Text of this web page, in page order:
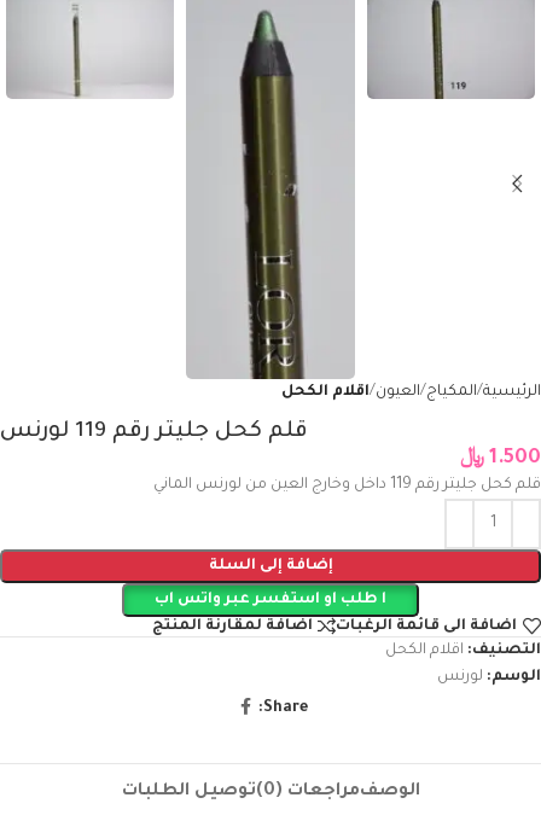
الرئيسية المكياج العيون اقلام الكحل
قلم كحل جليتر رقم 119 لورنس
1.500 ﷼
قلم كحل جليتر رقم 119 داخل وخارج العين من لورنس الماني
إضافة إلى السلة
ا طلب او استفسر عبر واتس اب
اضافة الى قائمة الرغبات
اضافة لمقارنة المنتج
التصنيف: اقلام الكحل
الوسم: لورنس
Share:
الوصفمراجعات (0) توصيل الطلبات